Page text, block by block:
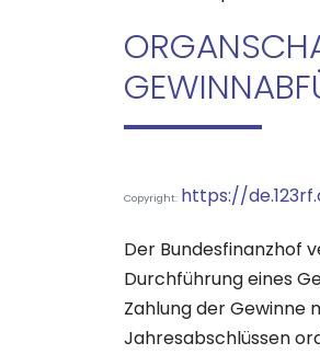
Copyright: https://
Der Bundesfinanzhof
Durchführung eines
Zahlung der Gewinne
Jahresabschlüssen